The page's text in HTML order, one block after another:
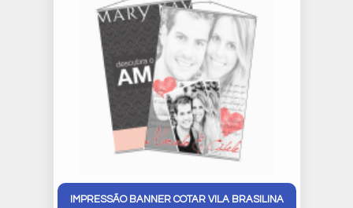
IMPRESSÃO BANNER COTAR VILA BRASILINA